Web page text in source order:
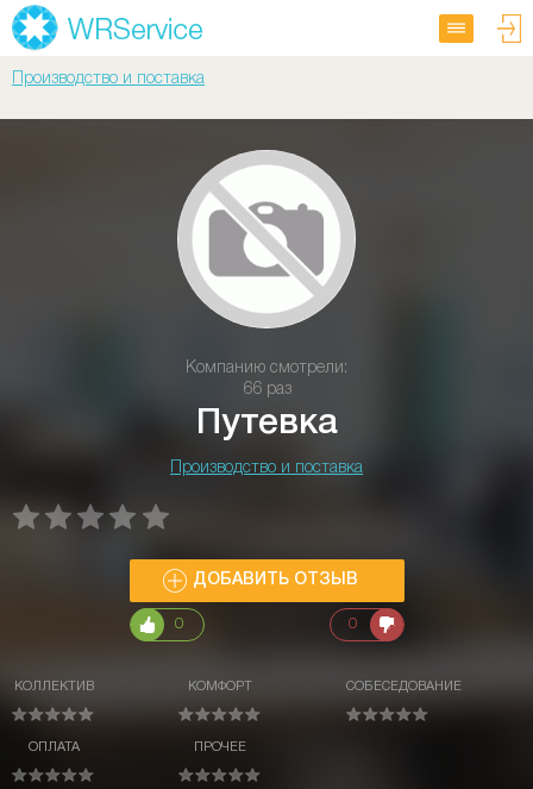
Производство и поставка
Компанию смотрели:
66 раз
Путевка
Производство и поставка
ДОБАВИТЬ ОТЗЫВ
0 0
КОЛЛЕКТИВ
ОПЛАТА
КОМФОРТ
ПРОЧЕЕ
СОБЕСЕДОВАНИЕ